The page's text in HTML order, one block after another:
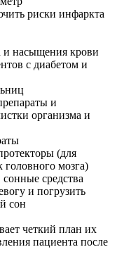
риски инфаркта
и насыщения крови
с диабетом и
и
организма и
(для
мозга)
средства
и погрузить
сон
четкий план их
пациента после